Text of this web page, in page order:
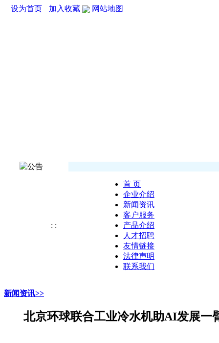
设为首页 加入收藏 网站地图
: :
首 页
企业介绍
新闻资讯
客户服务
产品介绍
人才招聘
友情链接
法律声明
联系我们
新闻资讯>>
北京环球联合工业冷水机助AI发展一